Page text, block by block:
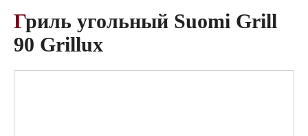
Гриль угольный Suomi Grill
90 Grillux